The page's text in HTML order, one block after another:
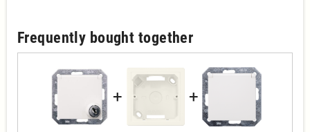
Frequently bought together
+ +